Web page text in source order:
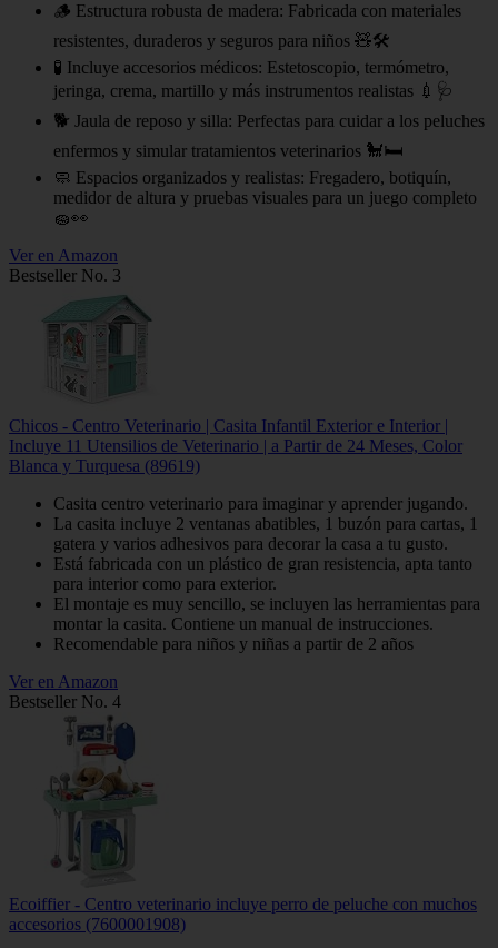
🪵 Estructura robusta de madera: Fabricada con materiales
resistentes, duraderos y seguros para niños 🧸🛠
🧪 Incluye accesorios médicos: Estetoscopio, termómetro,
jeringa, crema, martillo y más instrumentos realistas 💉🩺
🐕 Jaula de reposo y silla: Perfectas para cuidar a los peluches
enfermos y simular tratamientos veterinarios 🐩🛏
🧼 Espacios organizados y realistas: Fregadero, botiquín,
medidor de altura y pruebas visuales para un juego completo
🧽👀
Ver en Amazon
Bestseller No. 3
Chicos - Centro Veterinario | Casita Infantil Exterior e Interior |
Incluye 11 Utensilios de Veterinario | a Partir de 24 Meses, Color
Blanca y Turquesa (89619)
Casita centro veterinario para imaginar y aprender jugando.
La casita incluye 2 ventanas abatibles, 1 buzón para cartas, 1
gatera y varios adhesivos para decorar la casa a tu gusto.
Está fabricada con un plástico de gran resistencia, apta tanto
para interior como para exterior.
El montaje es muy sencillo, se incluyen las herramientas para
montar la casita. Contiene un manual de instrucciones.
Recomendable para niños y niñas a partir de 2 años
Ver en Amazon
Bestseller No. 4
Ecoiffier - Centro veterinario incluye perro de peluche con muchos
accesorios (7600001908)